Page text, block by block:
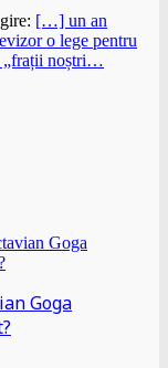
[…] un an
o lege pentru
„frații noștri…
Goga